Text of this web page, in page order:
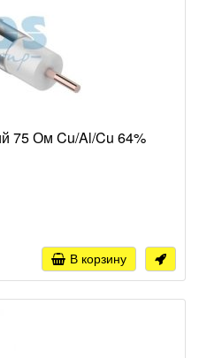
75 Ом Cu/Al/Cu 64%
В корзину